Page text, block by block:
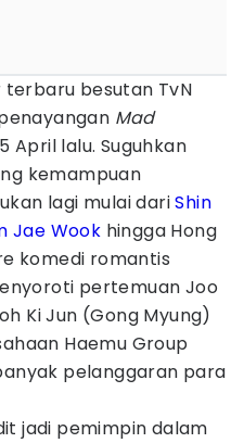
terbaru besutan TvN
Mad
April lalu. Suguhkan
kemampuan
lagi mulai dariShin
Jae Wook hingga Hong
komedi romantis
pertemuan Joo
Ki Jun (Gong Myung)
Haemu Group
pelanggaran para
jadi pemimpin dalam